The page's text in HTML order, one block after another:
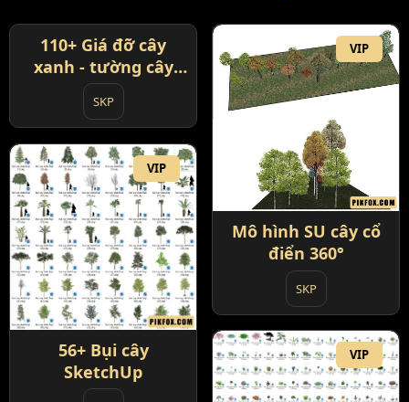
VIP
110+ Giá đỡ cây
xanh - tường cây
SketchUp
SKP
VIP
Mô hình SU cây cổ
điển 360°
SKP
VIP
56+ Bụi cây
SketchUp
VIP